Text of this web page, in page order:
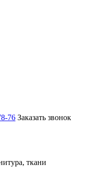
76 Заказать звонок
ткани